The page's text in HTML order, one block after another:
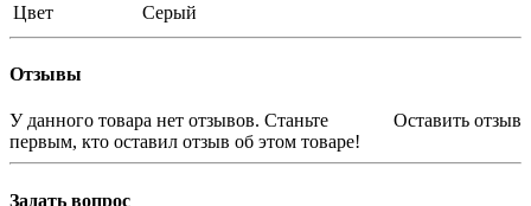
Цвет
Серый
Отзывы
Оставить отзыв
У данного товара нет отзывов. Станьте
первым, кто оставил отзыв об этом товаре!
Задать вопрос